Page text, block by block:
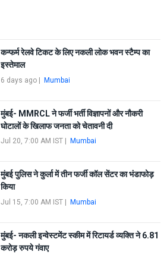
कन्फर्म रेलवे टिकट के लिए नकली लोक भवन स्टैम्प का
इस्तेमाल
6 days ago| Mumbai
मुंबई- MMRCL ने फर्जी भर्ती विज्ञापनों और नौकरी
घोटालों के खिलाफ जनता को चेतावनी दी
Jul 20, 7:00 AM IST| Mumbai
मुंबई पुलिस ने कुर्ला में तीन फर्जी कॉल सेंटर का भंडाफोड़
किया
Jul 15, 7:00 AM IST| Mumbai
मुंबई- नकली इन्वेस्टमेंट स्कीम में रिटायर्ड व्यक्ति ने 6.81
करोड़ रुपये गंवाए